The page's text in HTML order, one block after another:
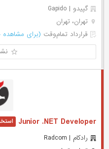
گپیدو | Gapido
تهران، تهران
قرارداد تمام‌وقت (برای
Junior .NET Developer
رادکام | Radcom